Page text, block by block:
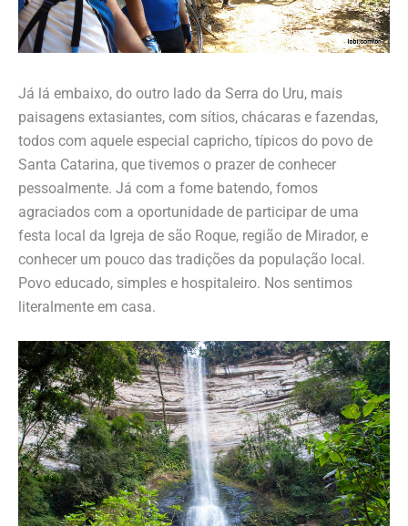
Já lá embaixo, do outro lado da Serra do Uru, mais
paisagens extasiantes, com sítios, chácaras e fazendas,
todos com aquele especial capricho, típicos do povo de
Santa Catarina, que tivemos o prazer de conhecer
pessoalmente. Já com a fome batendo, fomos
agraciados com a oportunidade de participar de uma
festa local da Igreja de são Roque, região de Mirador, e
conhecer um pouco das tradições da população local.
Povo educado, simples e hospitaleiro. Nos sentimos
literalmente em casa.